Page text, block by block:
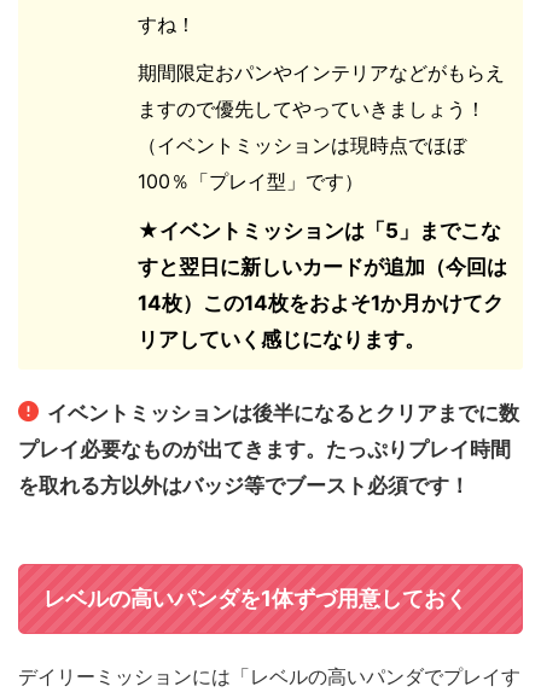
すね！
期間限定おパンやインテリアなどがもらえ
ますので優先してやっていきましょう！
（イベントミッションは現時点でほぼ
100 ％「プレイ型」です）
★イベントミッションは「5」までこな
すと翌日に新しいカードが追加（今回は
14枚） この14枚をおよそ1か月かけてク
リアしていく感じになります。
イベントミッションは後半になるとクリアまでに数
プレイ必要なものが出てきます。たっぷりプレイ時間
を取れる方以外はバッジ等でブースト必須です！
レベルの高いパンダを1体ずづ用意しておく
デイリーミッションには「レベルの高いパンダでプレイす